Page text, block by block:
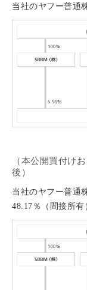
当社のヤフー普通
（本公開買付け
後）
当社のヤフー普通
48.17％（間接所有